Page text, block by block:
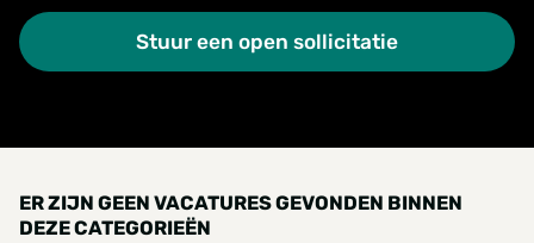
Stuur een open sollicitatie
ER ZIJN GEEN VACATURES GEVONDEN BINNEN
DEZE CATEGORIEËN